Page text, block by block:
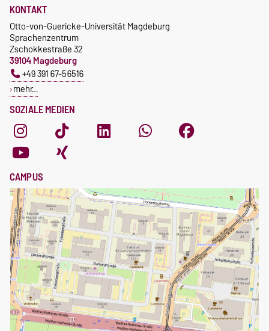
SOZIALE MEDIEN
KONTAKT
Otto-von-Guericke-Universität Magdeburg
Sprachenzentrum
Zschokkestraße 32
39104 Magdeburg
+49 391 67-56516
mehr…
CAMPUS